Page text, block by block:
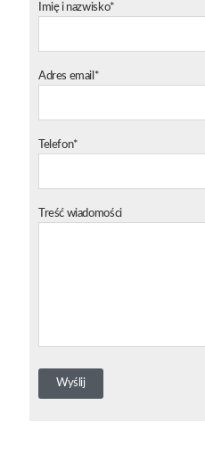
Imię i nazwisko*
Adres email*
Telefon*
Treść wiadomości